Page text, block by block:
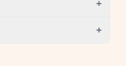
+
+